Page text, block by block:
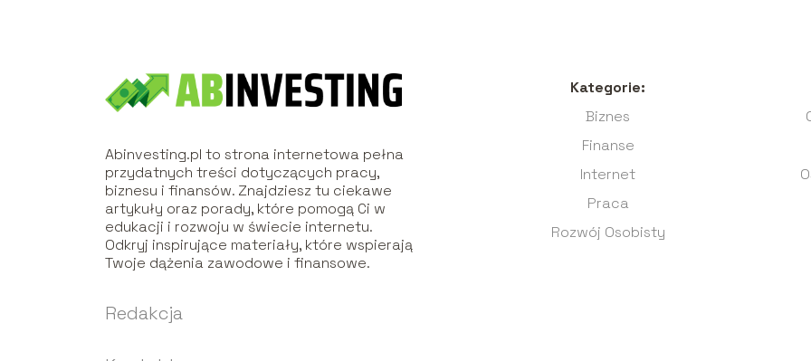
Abinvesting.pl to strona internetowa pełna
przydatnych treści dotyczących pracy,
biznesu i finansów. Znajdziesz tu ciekawe
artykuły oraz porady, które pomogą Ci w
edukacji i rozwoju w świecie internetu.
Odkryj inspirujące materiały, które wspierają
Twoje dążenia zawodowe i finansowe.
Redakcja
Kategorie:
Biznes
Finanse
Internet
Praca
Rozwój Osobisty